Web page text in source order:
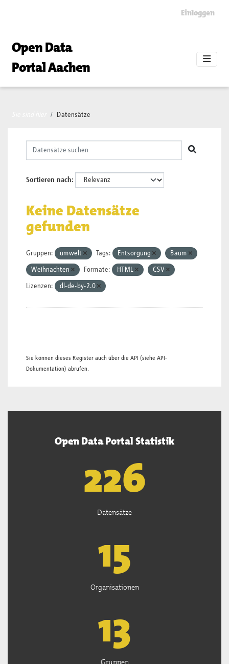
Einloggen
Open Data
Portal Aachen
Datensätze
Sortieren nach
Keine Datensätze
gefunden
Gruppen: umwelt Tags: Entsorgung Baum
Weihnachten Formate: HTML CSV
Lizenzen: dl-de-by-2.0
Sie können dieses Register auch über die API (siehe API-
Dokumentation) abrufen.
Open Data Portal Statistik
226
Datensätze
15
Organisationen
13
Gruppen